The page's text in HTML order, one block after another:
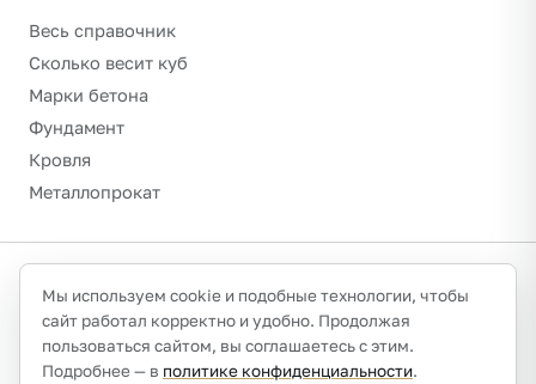
Весь справочник
Сколько весит куб
Марки бетона
Фундамент
Кровля
Металлопрокат
Разработка отиванов.сайт
О проекте и контактыПолитика конфиденциальности
Обработка персональных данных
Мы используем cookie и подобные технологии, чтобы
сайт работал корректно и удобно. Продолжая
пользоваться сайтом, вы соглашаетесь с этим.
Подробнее — в политике конфиденциальности.